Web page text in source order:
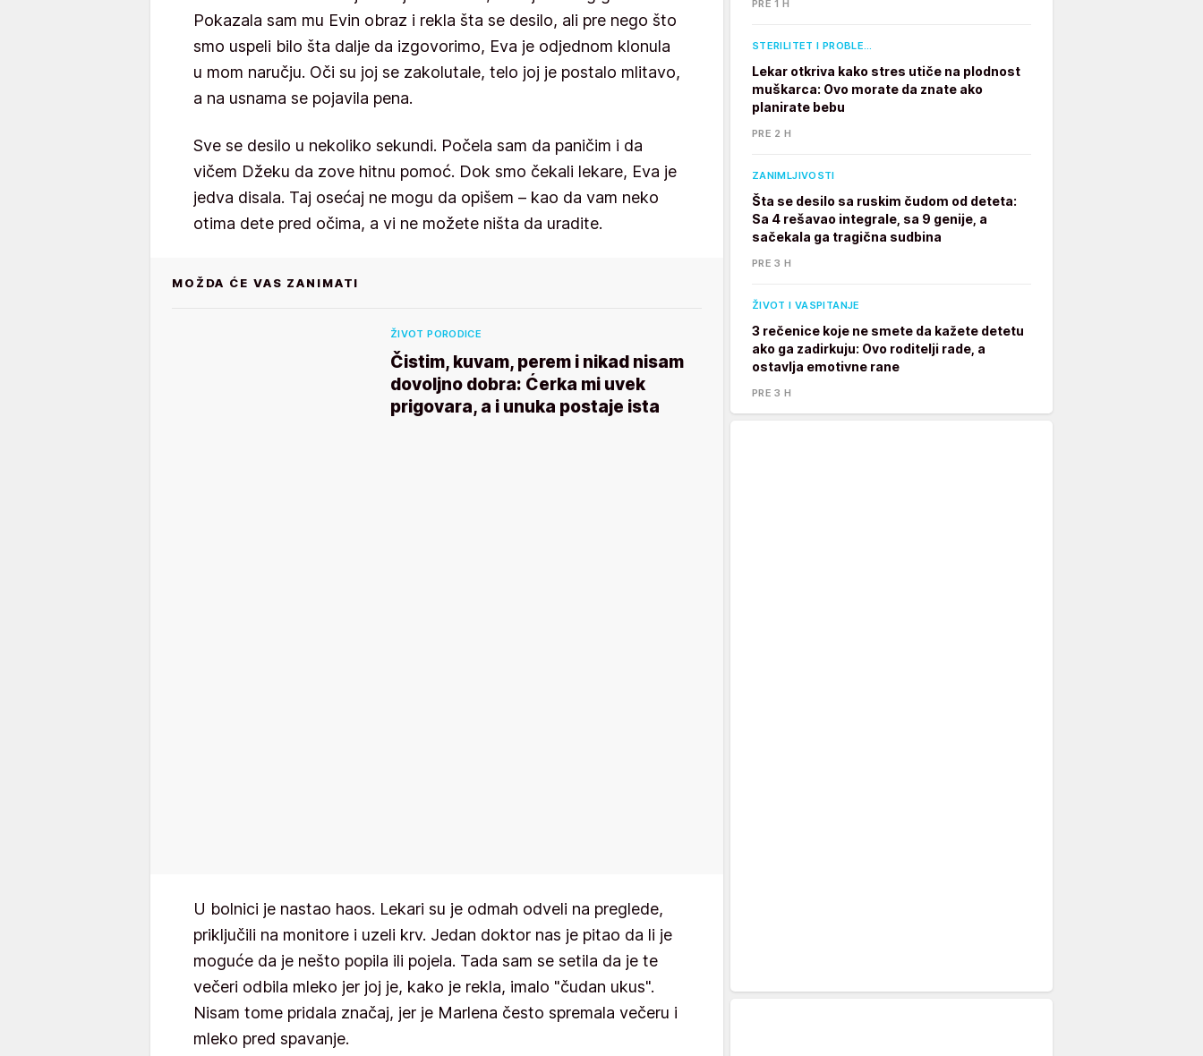
Pokazala sam mu Evin obraz i rekla šta se desilo, ali pre nego što
smo uspeli bilo šta dalje da izgovorimo, Eva je odjednom klonula
u mom naručju. Oči su joj se zakolutale, telo joj je postalo mlitavo,
a na usnama se pojavila pena.
Sve se desilo u nekoliko sekundi. Počela sam da paničim i da
vičem Džeku da zove hitnu pomoć. Dok smo čekali lekare, Eva je
jedva disala. Taj osećaj ne mogu da opišem – kao da vam neko
otima dete pred očima, a vi ne možete ništa da uradite.
MOŽDA ĆE VAS ZANIMATI
ŽIVOT PORODICE
Čistim, kuvam, perem i nikad nisam
dovoljno dobra: Ćerka mi uvek
prigovara, a i unuka postaje ista
U bolnici je nastao haos. Lekari su je odmah odveli na preglede,
priključili na monitore i uzeli krv. Jedan doktor nas je pitao da li je
moguće da je nešto popila ili pojela. Tada sam se setila da je te
večeri odbila mleko jer joj je, kako je rekla, imalo "čudan ukus".
Nisam tome pridala značaj, jer je Marlena često spremala večeru i
mleko pred spavanje.
PRE 1 H
STERILITET I PROBLE…
Lekar otkriva kako stres utiče na plodnost
muškarca: Ovo morate da znate ako
planirate bebu
PRE 2 H
ZANIMLJIVOSTI
Šta se desilo sa ruskim čudom od deteta:
Sa 4 rešavao integrale, sa 9 genije, a
sačekala ga tragična sudbina
PRE 3 H
ŽIVOT I VASPITANJE
3 rečenice koje ne smete da kažete detetu
ako ga zadirkuju: Ovo roditelji rade, a
ostavlja emotivne rane
PRE 3 H